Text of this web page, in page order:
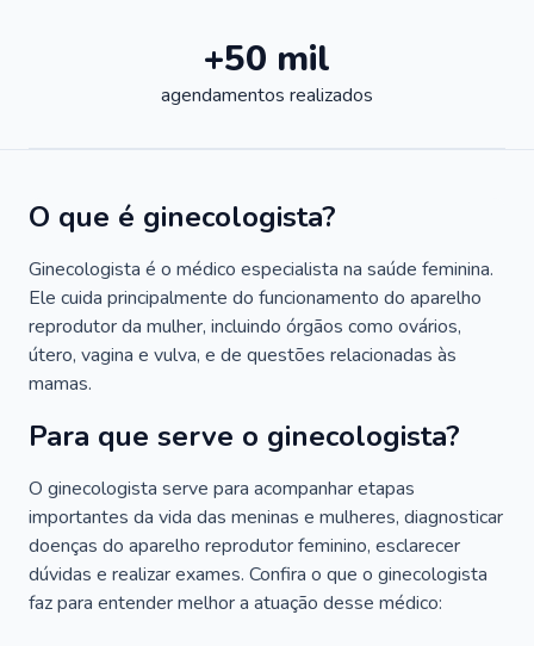
+50 mil
agendamentos realizados
O que é ginecologista?
Ginecologista é o médico especialista na saúde feminina.
Ele cuida principalmente do funcionamento do aparelho
reprodutor da mulher, incluindo órgãos como ovários,
útero, vagina e vulva, e de questões relacionadas às
mamas.
Para que serve o ginecologista?
O ginecologista serve para acompanhar etapas
importantes da vida das meninas e mulheres, diagnosticar
doenças do aparelho reprodutor feminino, esclarecer
dúvidas e realizar exames. Confira o que o ginecologista
faz para entender melhor a atuação desse médico: